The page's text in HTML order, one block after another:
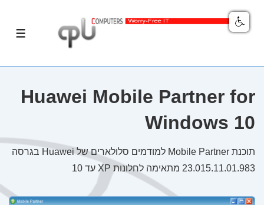
Huawei Mobile Partner for
Windows 10
תוכנת Mobile Partner למודמים סלולארים של Huawei בגרסה
23.015.11.01.983 מתאימה לחלונות XP עד 10